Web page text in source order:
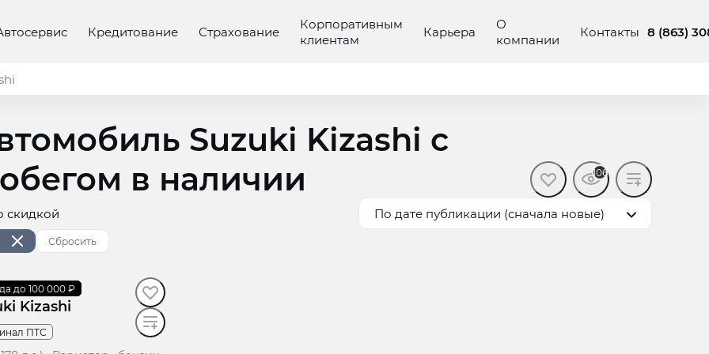
Кредитование Страхование
Корпоративным
клиентам
Карьера
О
компании
Контакты 8 (863)
Suzuki Kizashi с
в наличии
106
Сбросить
скидкой По дате публикации (сначала новые)
до 100 000 ₽
420 км
Kizashi
ПТС